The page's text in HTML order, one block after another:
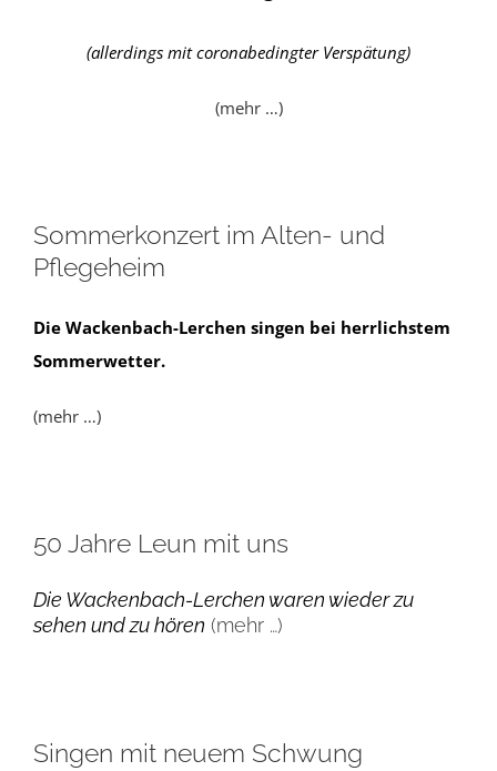
(allerdings mit coronabedingter Verspätung)
(mehr …)
Sommerkonzert im Alten- und
Pflegeheim
Die Wackenbach-Lerchen singen bei herrlichstem
Sommerwetter.
(mehr …)
50 Jahre Leun mit uns
Die Wackenbach-Lerchen waren wieder zu
sehen und zu hören (mehr …)
Singen mit neuem Schwung